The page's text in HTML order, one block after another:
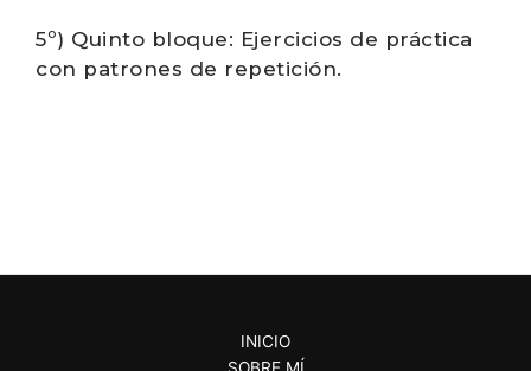
5º) Quinto bloque: Ejercicios de práctica
con patrones de repetición.
INICIO